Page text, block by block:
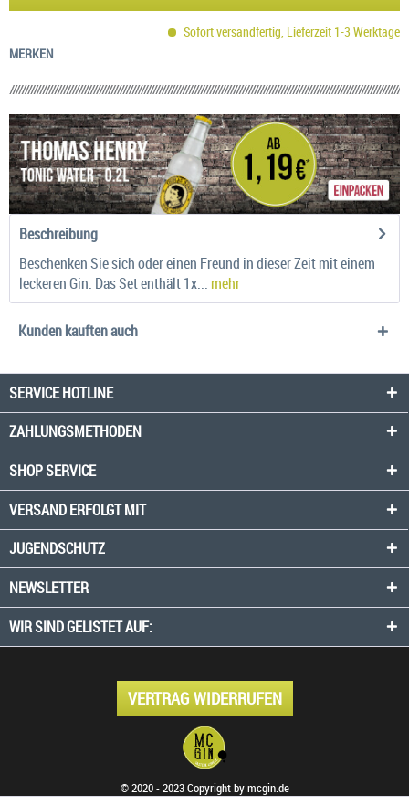
Sofort versandfertig, Lieferzeit 1-3 Werktage
MERKEN
Beschreibung
Beschenken Sie sich oder einen Freund in dieser Zeit mit einem
leckeren Gin. Das Set enthält 1x... mehr
Kunden kauften auch
SERVICE HOTLINE
ZAHLUNGSMETHODEN
SHOP SERVICE
VERSAND ERFOLGT MIT
JUGENDSCHUTZ
NEWSLETTER
WIR SIND GELISTET AUF:
VERTRAG WIDERRUFEN
© 2020 - 2023 Copyright by mcgin.de